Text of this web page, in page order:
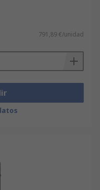
791,89 €/unidad